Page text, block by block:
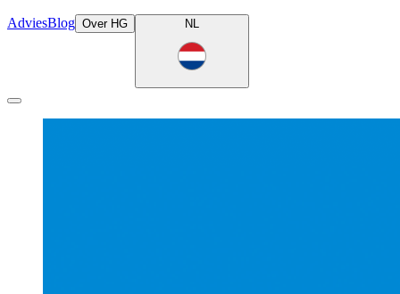
AdviesBlog Over HG NL